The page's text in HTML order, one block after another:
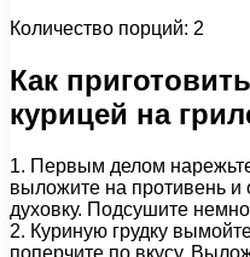
Количество порций: 2
Как
курицей на
1. Первым делом
выложите на противень и
духовку. Подсушите
2. Куриную грудку